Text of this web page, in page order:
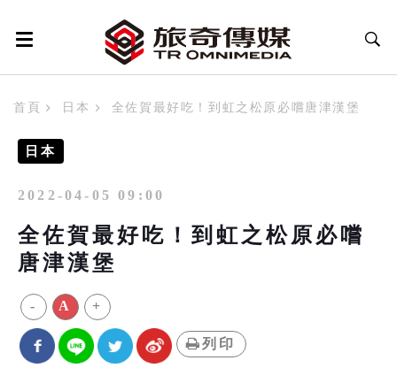
首頁 日本 全佐賀最好吃！到虹之松原必嚐唐津漢堡
日本
2022-04-05 09:00
全佐賀最好吃！到虹之松原必嚐
唐津漢堡
- A +
列印